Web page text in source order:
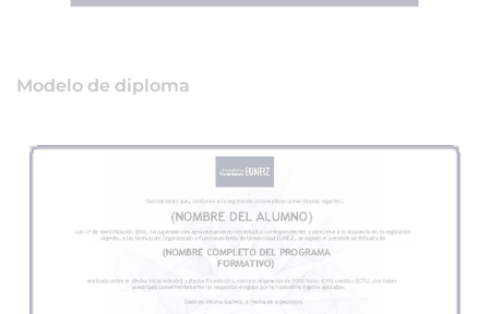
Modelo de diploma